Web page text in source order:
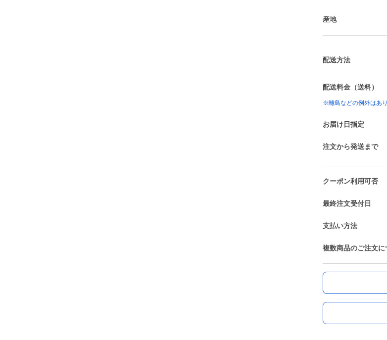
産地
配送方法
配送料金（送料）
※離島などの例外はあ
お届け日指定
注文から発送まで
クーポン利用可否
最終注文受付日
支払い方法
複数商品のご注文に